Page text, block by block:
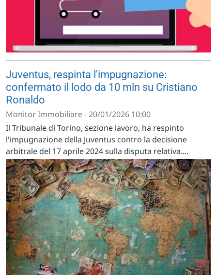
Juventus, respinta l'impugnazione:
confermato il lodo da 10 mln su Cristiano
Ronaldo
Monitor Immobiliare - 20/01/2026 10:00
Il Tribunale di Torino, sezione lavoro, ha respinto
l'impugnazione della Juventus contro la decisione
arbitrale del 17 aprile 2024 sulla disputa relativa....